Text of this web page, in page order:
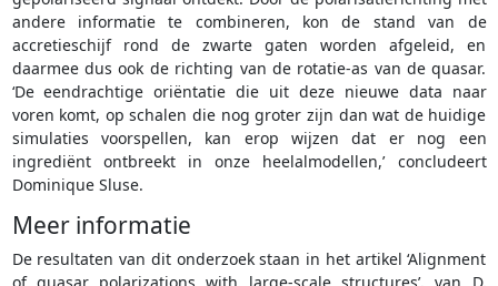
andere informatie te combineren, kon de stand van de
accretieschijf rond de zwarte gaten worden afgeleid, en
daarmee dus ook de richting van de rotatie-as van de quasar.
‘De eendrachtige oriëntatie die uit deze nieuwe data naar
voren komt, op schalen die nog groter zijn dan wat de huidige
simulaties voorspellen, kan erop wijzen dat er nog een
ingrediënt ontbreekt in onze heelalmodellen,’ concludeert
Dominique Sluse.
Meer informatie
De resultaten van dit onderzoek staan in het artikel ‘Alignment